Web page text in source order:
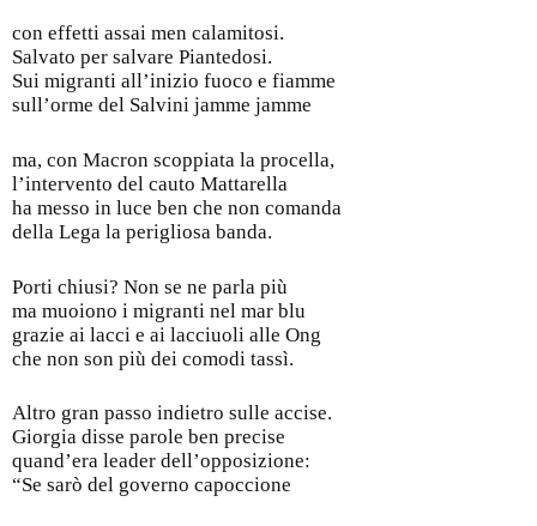
con effetti assai men calamitosi.
Salvato per salvare Piantedosi.
Sui migranti all’inizio fuoco e fiamme
sull’orme del Salvini jamme jamme
ma, con Macron scoppiata la procella,
l’intervento del cauto Mattarella
ha messo in luce ben che non comanda
della Lega la perigliosa banda.
Porti chiusi? Non se ne parla più
ma muoiono i migranti nel mar blu
grazie ai lacci e ai lacciuoli alle Ong
che non son più dei comodi tassì.
Altro gran passo indietro sulle accise.
Giorgia disse parole ben precise
quand’era leader dell’opposizione:
“Se sarò del governo capoccione